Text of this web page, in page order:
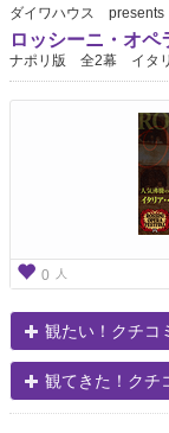
v
i
g
ダイワハウス presents
ロッシーニ・オペ
ナポリ版 全2幕 イタリ
0 人
観たい！クチコ
観てきた！クチ